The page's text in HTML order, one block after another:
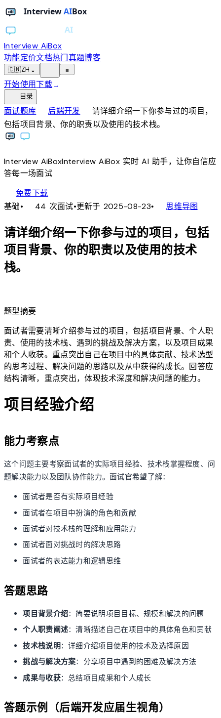
Interview AiBox
功能定价文档热门真题博客
🇨🇳ZH ⌄ ≡
开始使用下载→
目录
面试题库chevron_right后端开发chevron_right
请详细介绍一下你参与过的项目，
包括项目背景、你的职责以及使用的技术栈。
Interview AiBoxInterviewAiBox实时 AI 助手，让你自信应
答每一场面试
免费下载
基础• 44 次面试•更新于 2025-08-23• account_tree思维导图
请详细介绍一下你参与过的项目，包括
项目背景、你的职责以及使用的技术
栈。
题型摘要
面试者需要清晰介绍参与过的项目，包括项目背景、个人职
责、使用的技术栈、遇到的挑战及解决方案，以及项目成果
和个人收获。重点突出自己在项目中的具体贡献、技术选型
的思考过程、解决问题的思路以及从中获得的成长。回答应
结构清晰，重点突出，体现技术深度和解决问题的能力。
项目经验介绍
能力考察点
这个问题主要考察面试者的实际项目经验、技术栈掌握程度、问
题解决能力以及团队协作能力。面试官希望了解：
面试者是否有实际项目经验
面试者在项目中扮演的角色和贡献
面试者对技术栈的理解和应用能力
面试者面对挑战时的解决思路
面试者的表达能力和逻辑思维
答题思路
项目背景介绍：简要说明项目目标、规模和解决的问题
个人职责阐述：清晰描述自己在项目中的具体角色和贡献
技术栈说明：详细介绍项目使用的技术及选择原因
挑战与解决方案：分享项目中遇到的困难及解决方法
成果与收获：总结项目成果和个人成长
答题示例（后端开发应届生视角）